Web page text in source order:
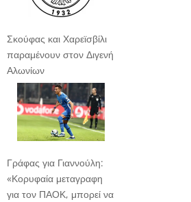
Σκούφας και Χαρεϊσβίλι
παραμένουν στον Διγενή
Αλωνίων
Γράφας για Γιαννούλη:
«Κορυφαία μεταγραφη
για τον ΠΑΟΚ, μπορεί να